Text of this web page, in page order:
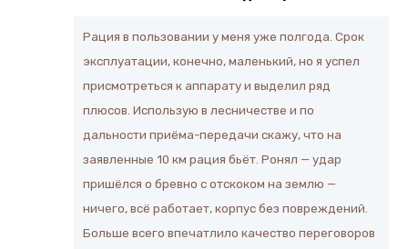
Рация в пользовании у меня уже полгода. Срок
эксплуатации, конечно, маленький, но я успел
присмотреться к аппарату и выделил ряд
плюсов. Использую в лесничестве и по
дальности приёма-передачи скажу, что на
заявленные 10 км рация бьёт. Ронял — удар
пришёлся о бревно с отскоком на землю —
ничего, всё работает, корпус без повреждений.
Больше всего впечатлило качество переговоров